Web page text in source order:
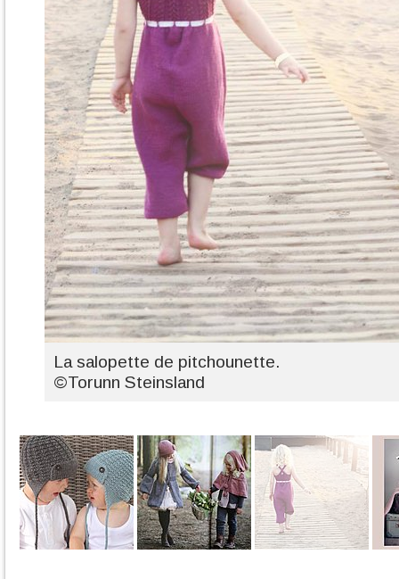
La salopette de pitchounette.
©Torunn Steinsland